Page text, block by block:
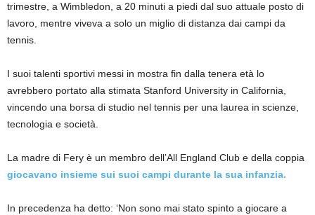
trimestre, a Wimbledon, a 20 minuti a piedi dal suo attuale posto di
lavoro, mentre viveva a solo un miglio di distanza dai campi da
tennis.
I suoi talenti sportivi messi in mostra fin dalla tenera età lo
avrebbero portato alla stimata Stanford University in California,
vincendo una borsa di studio nel tennis per una laurea in scienze,
tecnologia e società.
La madre di Fery è un membro dell’All England Club e della coppia
giocavano insieme sui suoi campi durante la sua infanzia.
In precedenza ha detto: ‘Non sono mai stato spinto a giocare a